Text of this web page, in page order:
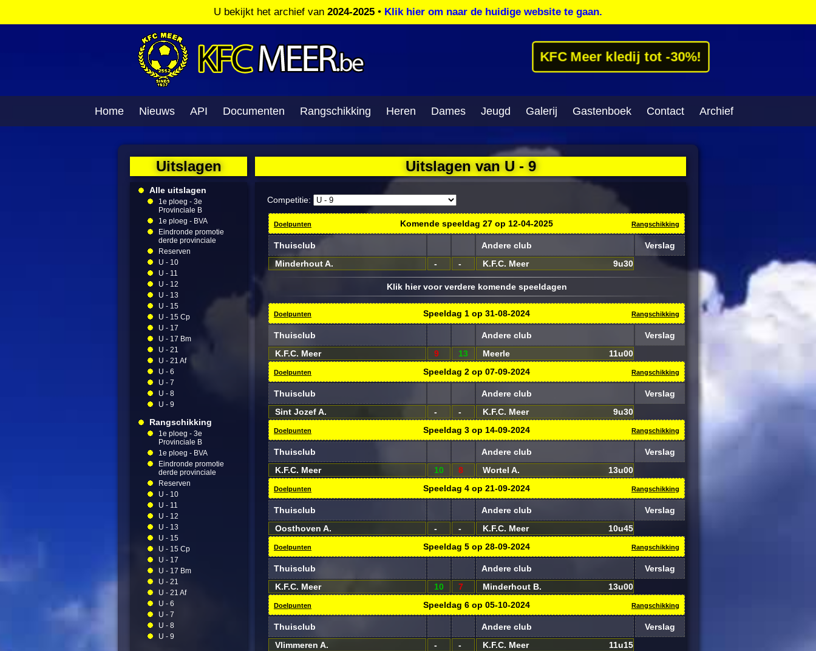
U bekijkt het archief van 2024-2025 • Klik hier om naar de huidige website te gaan.
KFC Meer kledij tot -30%!
Home Nieuws API Documenten Rangschikking Heren Dames Jeugd Galerij Gastenboek Contact Archief
Uitslagen
Alle uitslagen
1e ploeg - 3e
Provinciale B
1e ploeg - BVA
Eindronde promotie
derde provinciale
Reserven
U - 10
U - 11
U - 12
U - 13
U - 15
U - 15 Cp
U - 17
U - 17 Bm
U - 21
U - 21 Af
U - 6
U - 7
U - 8
U - 9
Rangschikking
1e ploeg - 3e
Provinciale B
1e ploeg - BVA
Eindronde promotie
derde provinciale
Reserven
U - 10
U - 11
U - 12
U - 13
U - 15
U - 15 Cp
U - 17
U - 17 Bm
U - 21
U - 21 Af
U - 6
U - 7
U - 8
U - 9
Uitslagen van U - 9
Competitie:
Doelpunten Komende speeldag 27 op 12-04-2025 Rangschikking
Thuisclub Andere club
Verslag
Minderhout A.
- - K.F.C. Meer 9u30
Klik hier voor verdere komende speeldagen
Doelpunten Speeldag 1 op 31-08-2024 Rangschikking
Thuisclub Andere club
Verslag
K.F.C. Meer
9 13 Meerle 11u00
Doelpunten Speeldag 2 op 07-09-2024 Rangschikking
Thuisclub Andere club
Verslag
Sint Jozef A.
- - K.F.C. Meer 9u30
Doelpunten Speeldag 3 op 14-09-2024 Rangschikking
Thuisclub Andere club
Verslag
K.F.C. Meer
10 8 Wortel A. 13u00
Doelpunten Speeldag 4 op 21-09-2024 Rangschikking
Thuisclub Andere club
Verslag
Oosthoven A.
- - K.F.C. Meer 10u45
Doelpunten Speeldag 5 op 28-09-2024 Rangschikking
Thuisclub Andere club
Verslag
K.F.C. Meer
10 7 Minderhout B. 13u00
Doelpunten Speeldag 6 op 05-10-2024 Rangschikking
Thuisclub Andere club
Verslag
Vlimmeren A.
- - K.F.C. Meer 11u15